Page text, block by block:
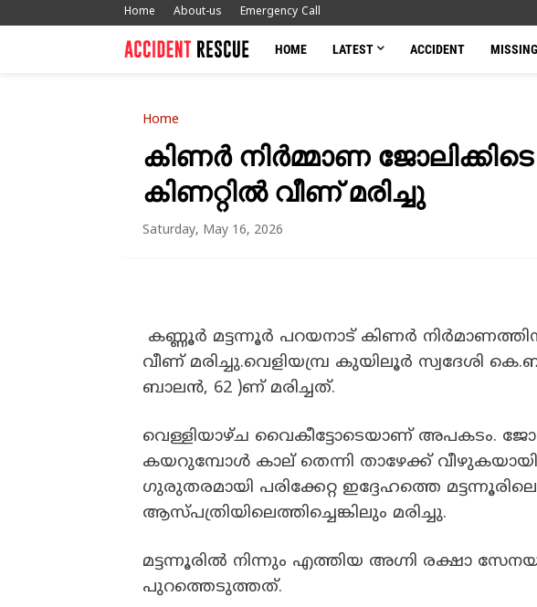
Home About-us Emergency Call
HOME LATEST ACCIDENT MISSING
Home
കിണർ നിർമ്മാണ
കിണറ്റിൽ വീണ് മരിച്ചു
Saturday, May 16, 2026
കണ്ണൂർ മട്ടന്നൂർ പറയനാട് കിണർ
വീണ് മരിച്ചു.വെളിയമ്പ്ര കുയിലൂർ സ്വദേശി
ബാലൻ, 62 )ണ് മരിച്ചത്.
വെള്ളിയാഴ്ച വൈകീട്ടോടെയാണ് അപകടം.
കയറുമ്പോൾ കാല് തെന്നി താഴേക്ക്
ഗുരുതരമായി പരിക്കേറ്റ ഇദ്ദേഹത്തെ
ആസ്പത്രിയിലെത്തിച്ചെങ്കിലും മരിച്ചു.
മട്ടന്നൂരിൽ നിന്നും എത്തിയ അഗ്നി രക്ഷാ
പുറത്തെടുത്തത്.